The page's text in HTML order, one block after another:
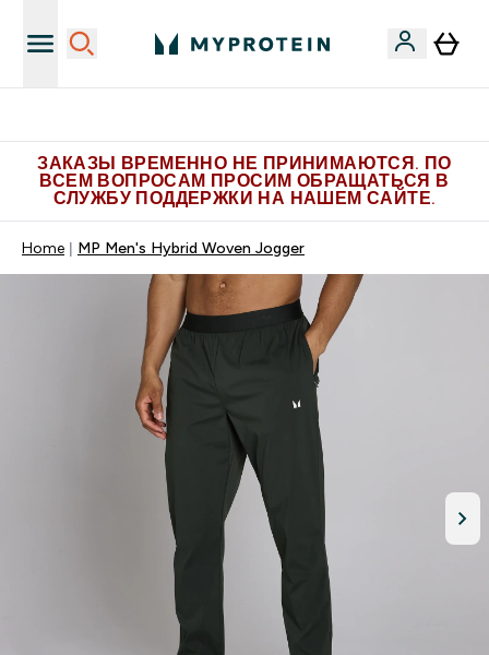
ЗАКАЗЫ ВРЕМЕННО НЕ ПРИНИМАЮТСЯ. ПО
ВСЕМ ВОПРОСАМ ПРОСИМ ОБРАЩАТЬСЯ В
СЛУЖБУ ПОДДЕРЖКИ НА НАШЕМ САЙТЕ.
Home MP Men's Hybrid Woven Jogger